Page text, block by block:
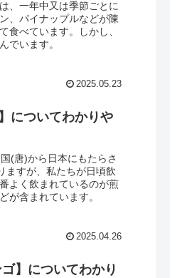
、一年中又は季節ごとに
、パイナップルなどが陳
食べています。しかし、
でいます。
2025.05.23
についてわかりや
(唐)から日本にもたらさ
ますが、私たちが日頃飲
よく飲まれているのが煎
が含まれています。
2025.04.26
】についてわかり